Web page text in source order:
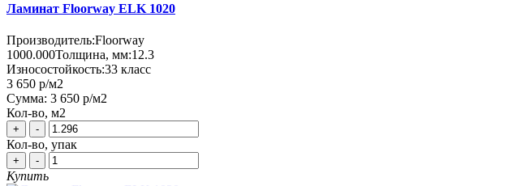
Ламинат Floorway ELK 1020
Производитель:Floorway
1000.000Толщина, мм:12.3
Износостойкость:33 класс
3 650 р/м2
Сумма: 3 650 р/м2
Кол-во, м2
+ -
Кол-во, упак
+ -
Купить